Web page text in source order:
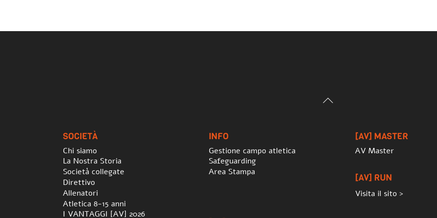
Back
SOCIETÀ
Chi siamo
La Nostra Storia
Società collegate
Direttivo
Allenatori
Atletica 8-15 anni
I VANTAGGI [AV] 2026
INFO
Gestione campo atletica
Safeguarding
Area Stampa
[AV] MASTER
AV Master
[AV] RUN
Visita il sito >